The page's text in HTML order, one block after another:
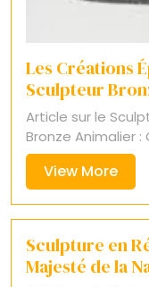
Les Créations
Sculpteur
Article sur le
Bronze Animalier
View MoreView
More
Sculpture en
Majesté de la